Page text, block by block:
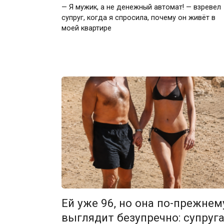
— Я мужик, а не денежный автомат! — взревел
супруг, когда я спросила, почему он живёт в
моей квартире
Ей уже 96, но она по-
выглядит безупречно: супруга